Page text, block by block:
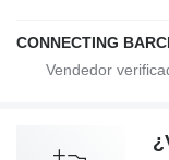
CONNECTING